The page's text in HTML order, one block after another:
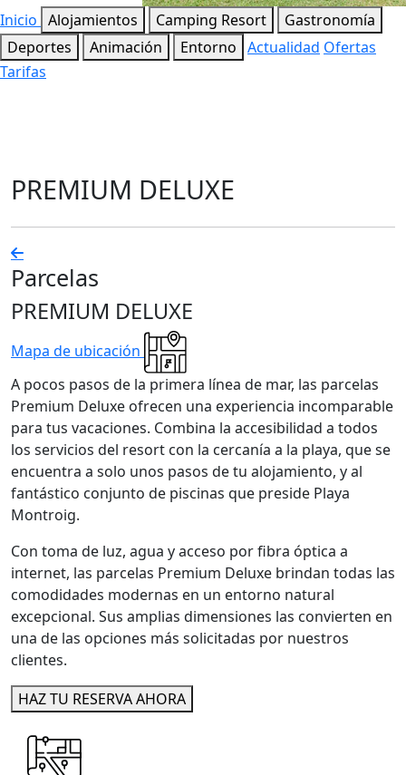
Inicio Alojamientos Camping Resort
Gastronomía
Deportes
Animación Entorno Actualidad Ofertas
Tarifas
PREMIUM DELUXE
Parcelas
PREMIUM DELUXE
Mapa de ubicación
A pocos pasos de la primera línea de mar, las parcelas
Premium Deluxe ofrecen una experiencia incomparable
para tus vacaciones. Combina la accesibilidad a todos
los servicios del resort con la cercanía a la playa, que se
encuentra a solo unos pasos de tu alojamiento, y al
fantástico conjunto de piscinas que preside Playa
Montroig.
Con toma de luz, agua y acceso por fibra óptica a
internet, las parcelas Premium Deluxe brindan todas las
comodidades modernas en un entorno natural
excepcional. Sus amplias dimensiones las convierten en
una de las opciones más solicitadas por nuestros
clientes.
HAZ TU RESERVA AHORA